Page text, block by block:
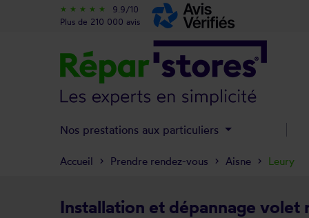
Installation et dépannage volet
Accueil Prendre rendez-vous Aisne Leury
star_rate star_rate star_rate star_rate star_rate
9.9/10
Plus de 210 000 avis
Nos prestations aux particuliers